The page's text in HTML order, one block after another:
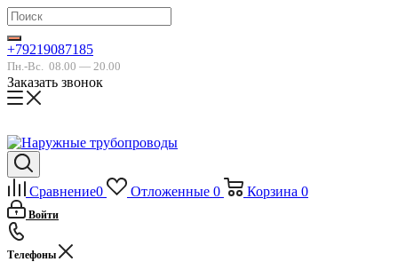
+79219087185
Пн.-Вс. 08.00 — 20.00
Заказать звонок
Сравнение0 Отложенные 0 Корзина 0
Войти
Телефоны